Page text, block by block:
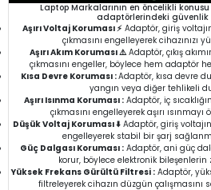
Laptop Markalarının en öncelikli
adaptörlerindeki güvenlik
Aşırı Voltaj Koruması ⚡ Adaptör, giriş
çıkmasını engelleyerek cihazınızı
Aşırı Akım Koruması ⚠️Adaptör, çıkış
çıkmasını engeller, böylece hem adaptör
Kısa Devre Koruması :Adaptör, kısa devre
yangın veya diğer tehlikeli
Aşırı Isınma Koruması : Adaptör, iç
çıkmasını engelleyerek aşırı
Düşük Voltaj Koruması ⬇️ Adaptör, giriş
engelleyerek stabil bir şarj
Güç Dalgası Koruması : Adaptör, ani güç
korur, böylece elektronik
Yüksek Frekans Gürültü Filtresi :Adaptör,
filtreleyerek cihazın düzgün çalışmasını